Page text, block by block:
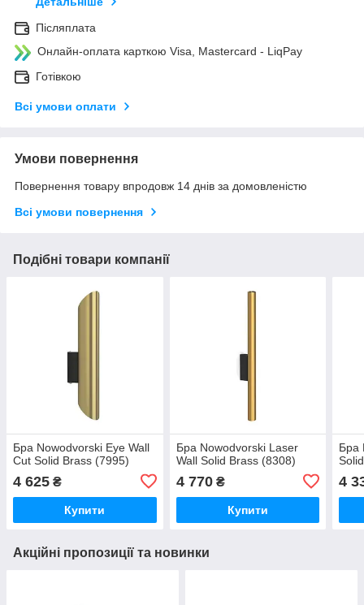
Післяплата
Онлайн-оплата карткою Visa, Mastercard - LiqPay
Готівкою
Всі умови оплати
Умови повернення
Повернення товару впродовж 14 днів за домовленістю
Всі умови повернення
Подібні товари компанії
Бра Nowodvorski Eye Wall
Cut Solid Brass (7995)
4 625 ₴
Купити
Бра Nowodvorski Laser
Wall Solid Brass (8308)
4 770₴
Купити
Бра
4
Акційні пропозиції та новинки